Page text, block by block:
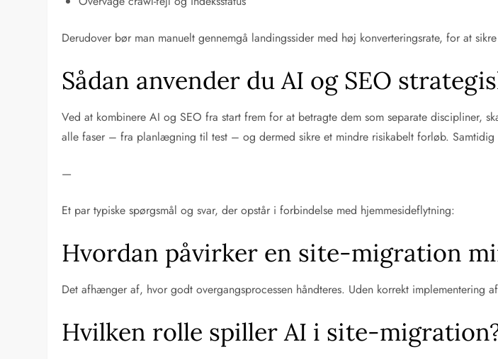
Derudover bør man manuelt gennemgå landingssider med høj konverteringsrate, for at
Sådan anvender du AI og SEO
Ved at kombinere AI og SEO fra start frem for at betragte dem som separate discipliner,
alle faser – fra planlægning til test – og dermed sikre et mindre risikabelt forløb.
—
Et par typiske spørgsmål og svar, der opstår i forbindelse med hjemmesideflytning:
Hvordan påvirker en site-migration
Det afhænger af, hvor godt overgangsprocessen håndteres. Uden korrekt implementering
Hvilken rolle spiller AI i site-